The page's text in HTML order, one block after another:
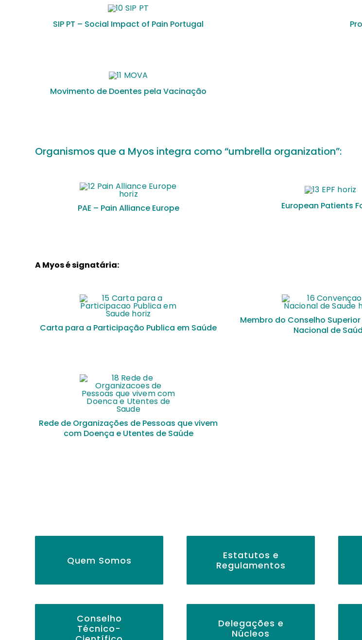
SIP PT – Social Impact of Pain Portugal
Movimento de Doentes pela Vacinação
Organismos que a Myos integra como “umbrella organization”:
PAE – Pain Alliance Europe European Patients
A Myos é signatária:
Carta para a Participação Publica em Saúde
Membro do Conselho
Nacional de
Rede de Organizações de Pessoas que vivem
com Doença e Utentes de Saúde
Quem Somos
Estatutos e
Regulamentos
Conselho
Técnico-
Delegações e
Núcleos